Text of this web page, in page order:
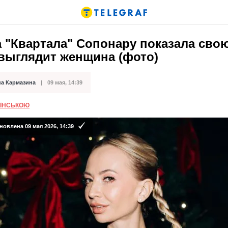
"Квартала" Сопонару показала
женщина (фото)
Кармазина 09 мая, 14:39
09 мая 2026, 14:39